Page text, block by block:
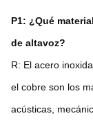
P1: ¿Qué
de altavoz?
R: El acero
el cobre son los
acústicas,